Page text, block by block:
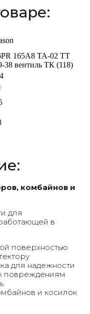
165A8 TA-02 TT
вентиль ТК (118)
комбайнов и
для
в
поверхностью
для надежности
повреждениям
и косилок